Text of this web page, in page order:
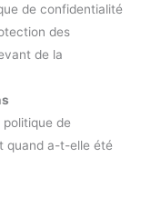
de confidentialité
des
de la
de
quand a-t-elle été